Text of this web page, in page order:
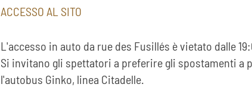
ACCESSO AL SITO
L'accesso in auto da rue des Fusillés è vietato dalle
Si invitano gli spettatori a preferire gli spostamenti a
l'autobus Ginko, linea Citadelle.